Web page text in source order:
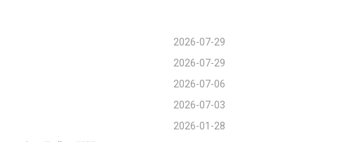
2026-07-29
2026-07-29
2026-07-06
2026-07-03
2026-01-28